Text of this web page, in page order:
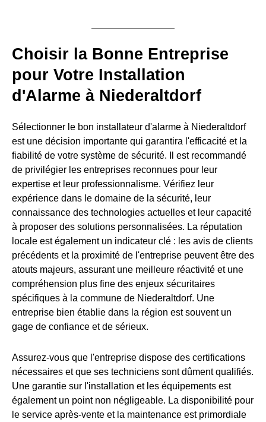
Choisir la Bonne Entreprise
pour Votre Installation
d'Alarme à Niederaltdorf
Sélectionner le bon installateur d'alarme à Niederaltdorf
est une décision importante qui garantira l'efficacité et la
fiabilité de votre système de sécurité. Il est recommandé
de privilégier les entreprises reconnues pour leur
expertise et leur professionnalisme. Vérifiez leur
expérience dans le domaine de la sécurité, leur
connaissance des technologies actuelles et leur capacité
à proposer des solutions personnalisées. La réputation
locale est également un indicateur clé : les avis de clients
précédents et la proximité de l'entreprise peuvent être des
atouts majeurs, assurant une meilleure réactivité et une
compréhension plus fine des enjeux sécuritaires
spécifiques à la commune de Niederaltdorf. Une
entreprise bien établie dans la région est souvent un
gage de confiance et de sérieux.
Assurez-vous que l'entreprise dispose des certifications
nécessaires et que ses techniciens sont dûment qualifiés.
Une garantie sur l'installation et les équipements est
également un point non négligeable. La disponibilité pour
le service après-vente et la maintenance est primordiale